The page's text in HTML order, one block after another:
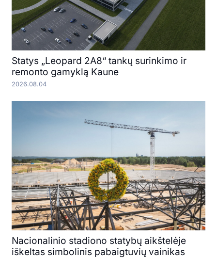
Statys „Leopard 2A8“ tankų surinkimo ir
remonto gamyklą Kaune
2026.08.04
Nacionalinio stadiono statybų aikštelėje
iškeltas simbolinis pabaigtuvių vainikas